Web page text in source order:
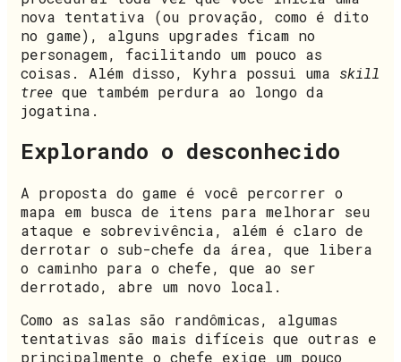
nova tentativa (ou provação, como é dito
no game), alguns upgrades ficam no
personagem, facilitando um pouco as
coisas. Além disso, Kyhra possui uma skill
tree que também perdura ao longo da
jogatina.
Explorando o desconhecido
A proposta do game é você percorrer o
mapa em busca de itens para melhorar seu
ataque e sobrevivência, além é claro de
derrotar o sub-chefe da área, que libera
o caminho para o chefe, que ao ser
derrotado, abre um novo local.
Como as salas são randômicas, algumas
tentativas são mais difíceis que outras e
principalmente o chefe exige um pouco